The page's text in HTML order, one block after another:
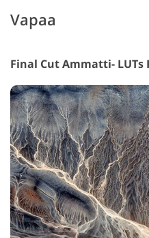
Vapaa
Final Cut Ammatti-